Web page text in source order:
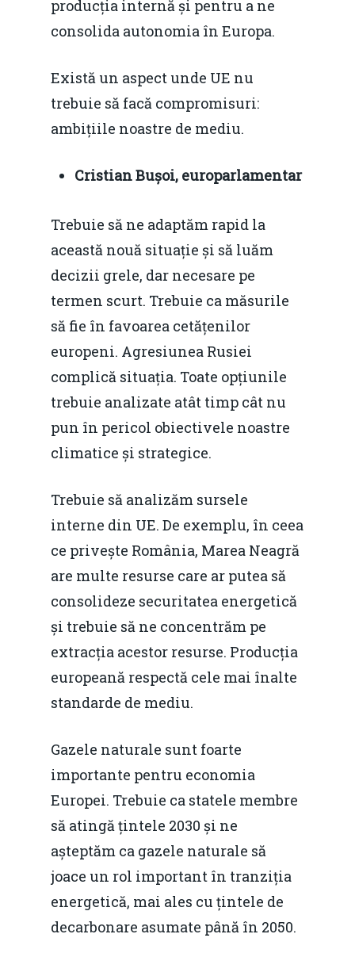
producția internă și pentru a ne
consolida autonomia în Europa.
Există un aspect unde UE nu
trebuie să facă compromisuri:
ambițiile noastre de mediu.
Cristian Bușoi, europarlamentar
Trebuie să ne adaptăm rapid la
această nouă situație și să luăm
decizii grele, dar necesare pe
termen scurt. Trebuie ca măsurile
să fie în favoarea cetățenilor
europeni. Agresiunea Rusiei
complică situația. Toate opțiunile
trebuie analizate atât timp cât nu
pun în pericol obiectivele noastre
climatice și strategice.
Trebuie să analizăm sursele
interne din UE. De exemplu, în ceea
ce privește România, Marea Neagră
are multe resurse care ar putea să
consolideze securitatea energetică
și trebuie să ne concentrăm pe
extracția acestor resurse. Producția
europeană respectă cele mai înalte
standarde de mediu.
Gazele naturale sunt foarte
importante pentru economia
Europei. Trebuie ca statele membre
să atingă țintele 2030 și ne
așteptăm ca gazele naturale să
joace un rol important în tranziția
energetică, mai ales cu țintele de
decarbonare asumate până în 2050.
predictibilitate,
Soluții de
IMM
IMM
Fiscalitate pentru o
Durabilă
Martie 2016
Decembrie 2015
Mai 2015
Martie 2015
Agribusiness
Construcții și
pentru o Românie
Politici Europene în
Economie
Video Forum Marea
Piața gazelor naturale:
predictibilitate,
Burse pentru
Contact
Daniel Apostol